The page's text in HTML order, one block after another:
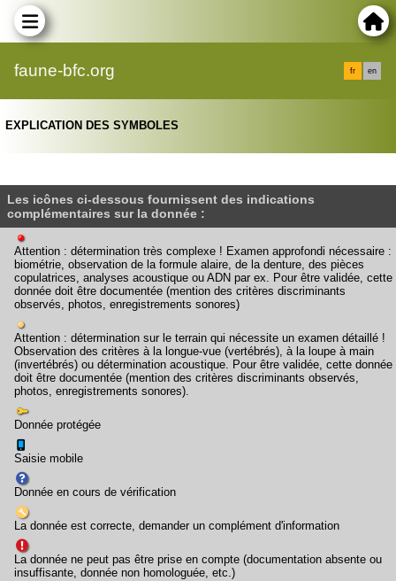
faune-bfc.org fr en
EXPLICATION DES SYMBOLES
Les icônes ci-dessous fournissent des indications
complémentaires sur la donnée :
Attention : détermination très complexe ! Examen approfondi nécessaire :
biométrie, observation de la formule alaire, de la denture, des pièces
copulatrices, analyses acoustique ou ADN par ex. Pour être validée, cette
donnée doit être documentée (mention des critères discriminants
observés, photos, enregistrements sonores)
Attention : détermination sur le terrain qui nécessite un examen détaillé !
Observation des critères à la longue-vue (vertébrés), à la loupe à main
(invertébrés) ou détermination acoustique. Pour être validée, cette donnée
doit être documentée (mention des critères discriminants observés,
photos, enregistrements sonores).
Donnée protégée
Saisie mobile
Donnée en cours de vérification
La donnée est correcte, demander un complément d'information
La donnée ne peut pas être prise en compte (documentation absente ou
insuffisante, donnée non homologuée, etc.)